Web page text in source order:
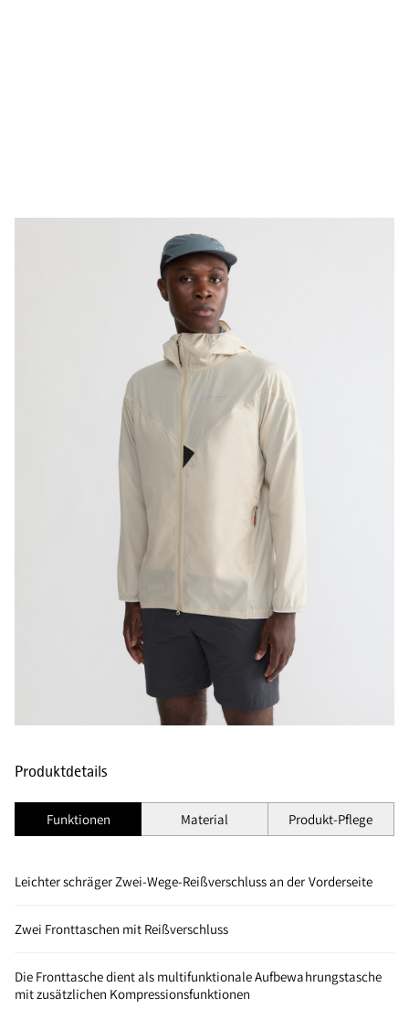
Produktdetails
Funktionen Material Produkt-Pflege
Leichter schräger Zwei-Wege-Reißverschluss an der Vorderseite
Zwei Fronttaschen mit Reißverschluss
Die Fronttasche dient als multifunktionale Aufbewahrungstasche
mit zusätzlichen Kompressionsfunktionen